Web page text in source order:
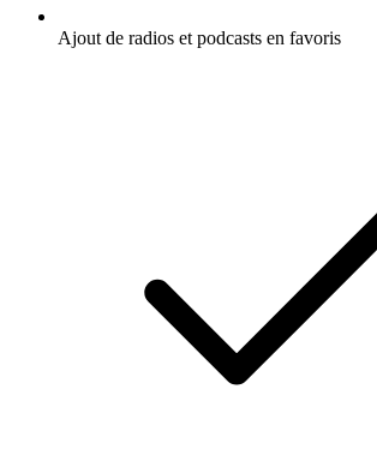
Ajout de radios et podcasts en favoris